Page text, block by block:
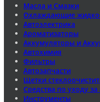
Масла и Смазки
Охлаждающие
Автоэлектрика
Ароматизаторы
Аккумуляторы и
Автохимия
Фильтры
Автозапчасти
Щетки
Средства по уходу
Инструменты